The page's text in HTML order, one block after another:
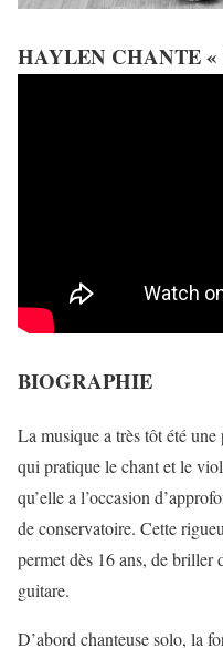
HAYLEN CHANTE
BIOGRAPHIE
La musique a très tôt été
qui pratique le chant et le
qu’elle a l’occasion
de conservatoire. Cette
permet dès 16 ans, de briller
guitare.
D’abord chanteuse solo, la